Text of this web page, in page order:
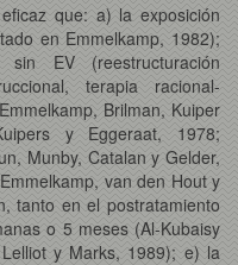
que: a) la exposición
en Emmelkamp, 1982);
EV (reestructuración
terapia racional-
Brilman, Kuiper
y Eggeraat, 1978;
Munby, Catalan y Gelder,
van den Hout y
tanto en el postratamiento
o 5 meses (Al-Kubaisy
y Marks, 1989); e) la